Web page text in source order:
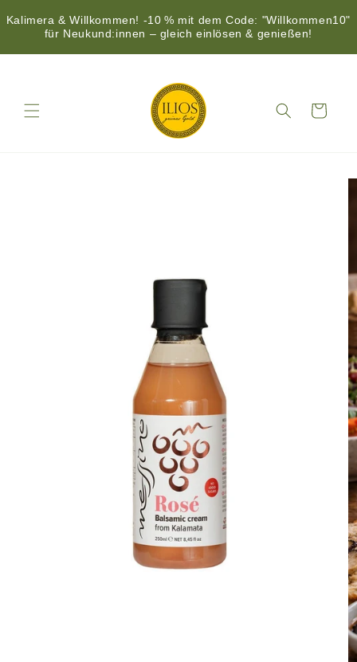
Kalimera & Willkommen! -10 % mit dem Code: "Willkommen10"
für Neukund:innen – gleich einlösen & genießen!
Inhalt
Warenkorb